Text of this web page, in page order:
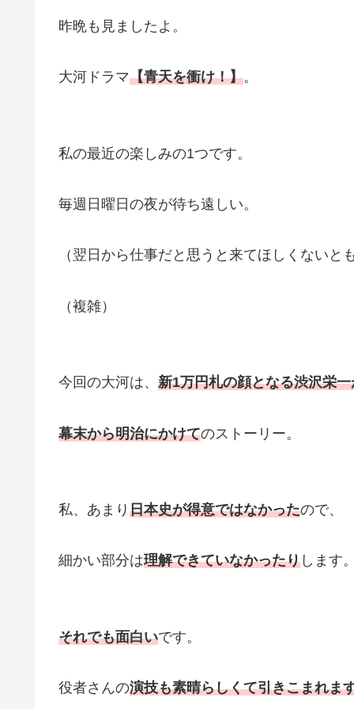
昨晩も見ましたよ。
大河ドラマ【青天を衝け！】。
私の最近の楽しみの1つです。
毎週日曜日の夜が待ち遠しい。
（翌日から仕事だと思うと来てほしくないと
（複雑）
今回の大河は、 新1万円札の顔となる渋沢栄
幕末から明治にかけてのストーリー。
私、あまり 日本史が得意ではなかったので、
細かい部分は理解できていなかったり します。
それでも面白いです。
役者さんの演技も素晴らしくて引きこまれま